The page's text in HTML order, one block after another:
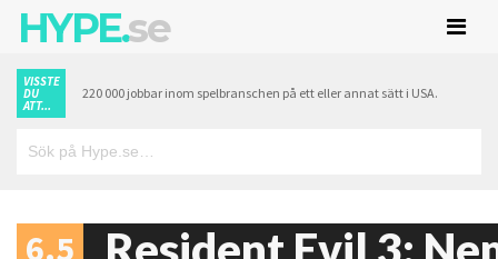
HYPE.se
VISSTE
DU
ATT...
220 000 jobbar inom spelbranschen på ett eller annat sätt i USA.
6.5